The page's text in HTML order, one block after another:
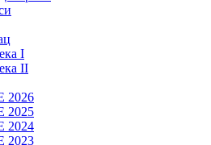
I
II